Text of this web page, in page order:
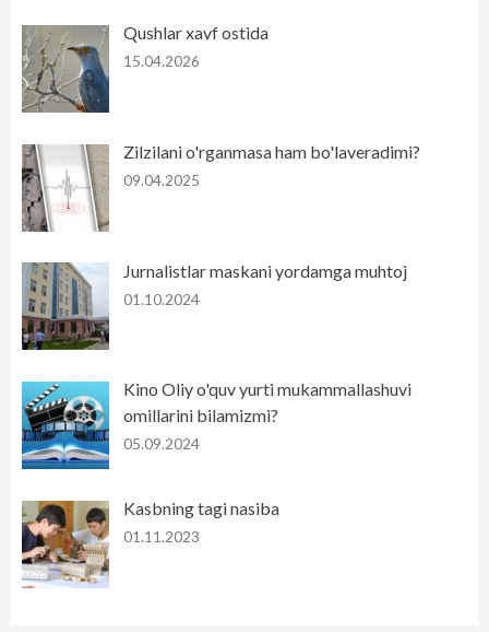
Qushlar xavf ostida
15.04.2026
Zilzilani o'rganmasa ham bo'laveradimi?
09.04.2025
Jurnalistlar maskani yordamga muhtoj
01.10.2024
Kino Oliy o'quv yurti mukammallashuvi
omillarini bilamizmi?
05.09.2024
Kasbning tagi nasiba
01.11.2023